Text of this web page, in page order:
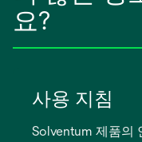
요?
사용 지침
Solventum 제품의